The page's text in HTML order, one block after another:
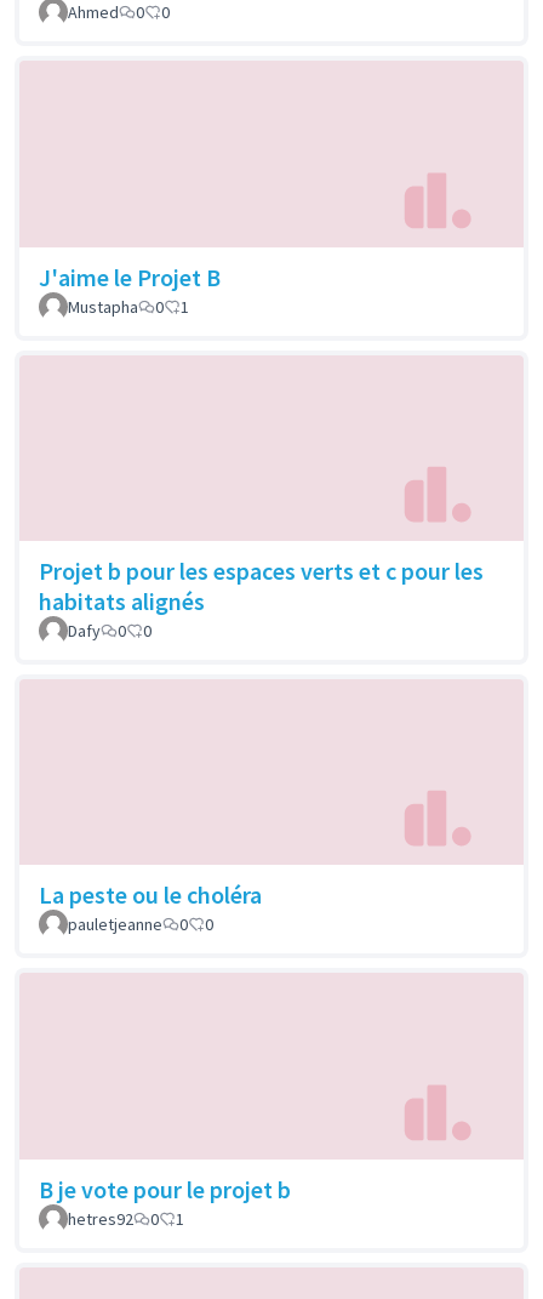
Ahmed 0 0
J'aime le Projet B
Mustapha 0 1
Projet b pour les espaces verts et c pour les
habitats alignés
Dafy 0 0
La peste ou le choléra
pauletjeanne 0 0
B je vote pour le projet b
hetres92 0 1